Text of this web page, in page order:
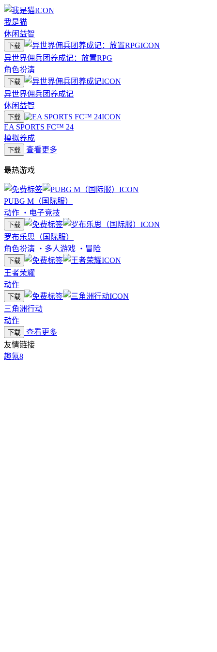
我是猫
休闲益智
下载
异世界佣兵团养成记：放置RPG
角色扮演
下载
异世界佣兵团养成记
休闲益智
下载
EA SPORTS FC™ 24
模拟养成
下载 查看更多
最热游戏
PUBG M（国际服）
动作 ・ 电子竞技
下载
罗布乐思（国际服）
角色扮演
・ 多人游戏 ・ 冒险
下载
王者荣耀
动作
下载
三角洲行动
动作
下载
查看更多
友情链接
趣氪8